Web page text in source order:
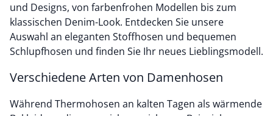
und Designs, von farbenfrohen Modellen bis zum
klassischen Denim-Look. Entdecken Sie unsere
Auswahl an eleganten Stoffhosen und bequemen
Schlupfhosen und finden Sie Ihr neues Lieblingsmodell.
Verschiedene Arten von Damenhosen
Während Thermohosen an kalten Tagen als wärmende